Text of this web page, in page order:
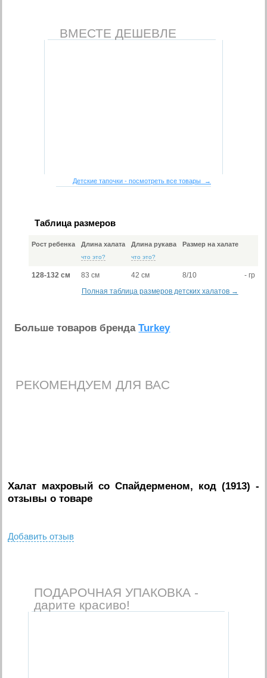
ВМЕСТЕ ДЕШЕВЛЕ
Детские тапочки - посмотреть все товары →
Таблица размеров
Рост ребенка Длина халата
что это?
Длина рукава
что это?
Размер на халате
128-132 см 83 см 42 см 8/10
- гр
Полная таблица размеров детских халатов →
Больше товаров брендаTurkey
РЕКОМЕНДУЕМ ДЛЯ ВАС
Халат махровый со Спайдерменом, код (1913) -
отзывы о товаре
Добавить отзыв
ПОДАРОЧНАЯ УПАКОВКА -
дарите красиво!